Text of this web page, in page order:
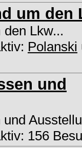
um den
Lkw...
Polanski
und
156